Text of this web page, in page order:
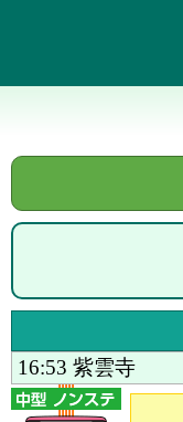
16:53 紫雲寺